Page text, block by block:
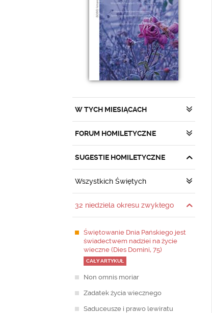
W TYCH MIESIĄCACH
FORUM HOMILETYCZNE
SUGESTIE HOMILETYCZNE
Wszystkich Świętych
32 niedziela okresu zwykłego
Świętowanie Dnia Pańskiego jest
świadectwem nadziei na życie
wieczne (Dies Domini, 75)
CAŁY ARTYKUŁ
Non omnis moriar
Zadatek życia wiecznego
Saduceusze i prawo lewiratu